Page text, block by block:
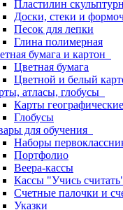
Пластилин
Доски, стеки и
Песок для лепки
Глина полимерная
бумага и картон
Цветная бумага
Цветной и белый
атласы, глобусы
Карты географические
Глобусы
для обучения
Наборы
Портфолио
Веера-кассы
Кассы "Учись
Счетные палочки и
Указки